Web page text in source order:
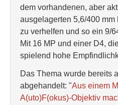
dem vorhandenen, aber
ausgelagerten 5,6/400
zu verhelfen und so ein 9/
Mit 16 MP und einer D4,
spielend hohe
Das Thema wurde bereits
abgehandelt: "Aus einem
A(uto)F(okus)-Objektiv